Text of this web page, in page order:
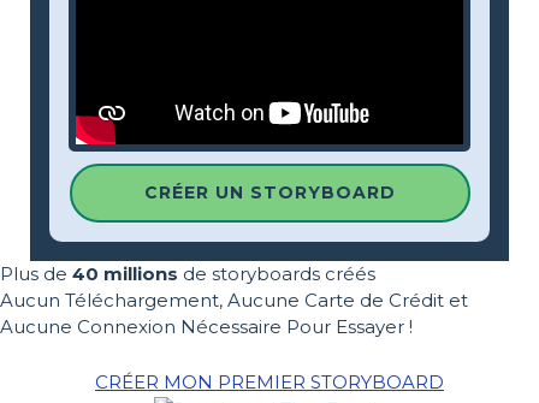
CRÉER UN STORYBOARD
Plus de 40 millions de storyboards créés
Aucun Téléchargement, Aucune Carte de Crédit et
Aucune Connexion Nécessaire Pour Essayer !
CRÉER MON PREMIER STORYBOARD